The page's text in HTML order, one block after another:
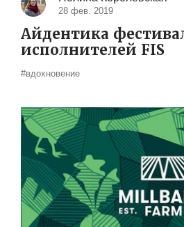
28 фев. 2019
Айдентика
исполнителей FIS
#вдохновение